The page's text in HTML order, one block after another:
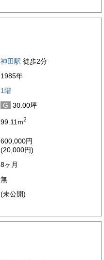
神田駅 徒歩2分
1985年
1階
G
30.00坪
99.11m2
600,000円
(20,000円)
8ヶ月
無
(未公開)